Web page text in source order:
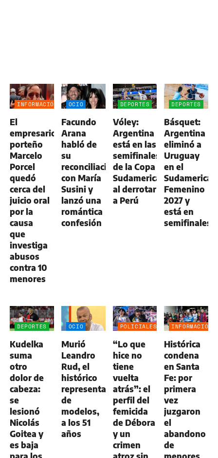
INFORMACIÓN
El
empresario
porteño
Marcelo
Porcel
quedó
cerca del
juicio oral
por la
causa
que
investiga
abusos
contra 10
menores
OCIO
Facundo
Arana
habló de
su
reconciliación
con María
Susini y
lanzó una
romántica
confesión
DEPORTES
Vóley:
Argentina
está en las
semifinales
de la Copa
Sudamericana
al derrotar
a Perú
DEPORTES
Básquet:
Argentina
eliminó a
Uruguay
en el
Femenino
2027 y
está en
semifinales
DEPORTES
Kudelka
suma
otro
dolor de
cabeza:
se
lesionó
Nicolás
Goitea y
es baja
OCIO
Murió
Leandro
Rud, el
histórico
representante
de
modelos,
a los 51
años
POLICIALES
“Lo que
hice no
tiene
vuelta
atrás”: el
perfil del
femicida
de Débora
y un
crimen
INFORMACIÓN
Histórica
condena
en Santa
Fe: por
primera
vez
juzgaron
el
abandono
de